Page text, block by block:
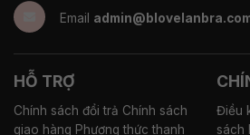
Email
HỖ TRỢ
Chính sách đổi trả Chính sách
giao hàng Phương thức thanh
Điều
sách